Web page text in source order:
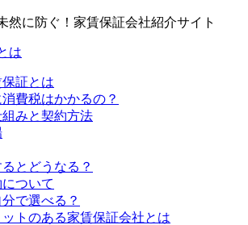
は
証とは
費税はかかるの？
みと契約方法
とどうなる？
ついて
で選べる？
トのある家賃保証会社とは